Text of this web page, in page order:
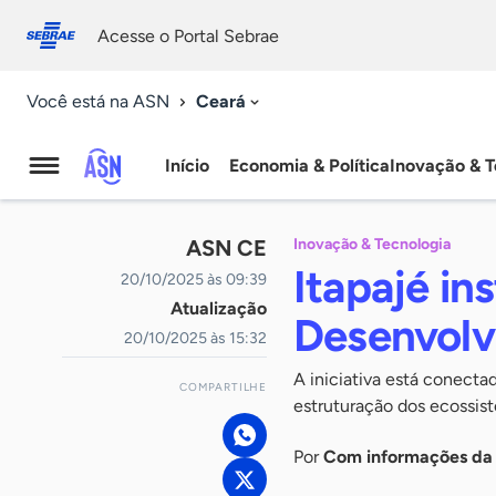
conosco
Acesse o Portal Sebrae
Você está na ASN Ceará
Agência
Sebrae
de
Notícias
Início Economia & PolíticaInovação &
ASN CE
20/10/2025 às 09:39
Atualização
20/10/2025 às 15:32
COMPARTILHE
Inovação & Tecnologia
Itapajé
A iniciativa está
estruturação dos
PorCom informações